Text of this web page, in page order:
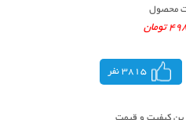
محصول
3815 نفر
کیفیت و قیمت